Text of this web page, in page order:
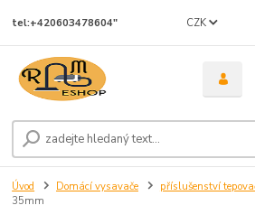
CZK
tel:+420603478604"
Úvod Domácí vysavače příslušenství
35mm